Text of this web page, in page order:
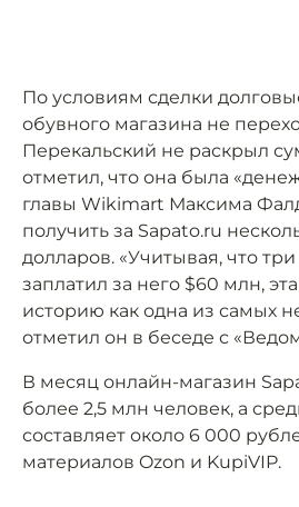
По условиям сделки
обувного магазина не
Перекальский не раскрыл
отметил, что она была
главы Wikimart Максима
получить за Sapato.ru
долларов. «Учитывая, что
заплатил за него $60 млн,
историю как одна из самых
отметил он в беседе с
В месяц онлайн-магазин
более 2,5 млн человек, а
составляет около 6 000
материалов Ozon и KupiVIP.